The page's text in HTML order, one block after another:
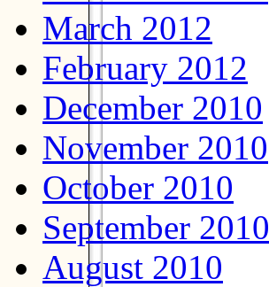
March 2012
February 2012
December 2010
November 2010
October 2010
September 2010
August 2010